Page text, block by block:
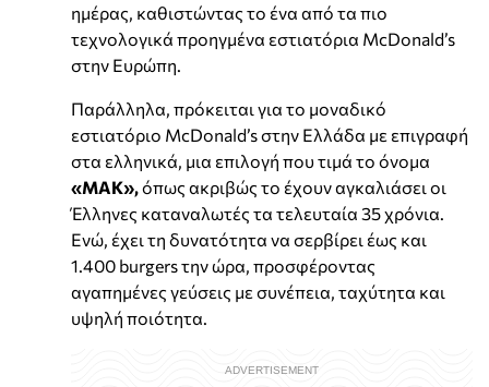
ημέρας, καθιστώντας το ένα από τα πιο
τεχνολογικά προηγμένα εστιατόρια McDonald’s
στην Ευρώπη.
Παράλληλα, πρόκειται για το μοναδικό
εστιατόριο McDonald’s στην Ελλάδα με επιγραφή
στα ελληνικά, μια επιλογή που τιμά το όνομα
«ΜΑΚ», όπως ακριβώς το έχουν αγκαλιάσει οι
Έλληνες καταναλωτές τα τελευταία 35 χρόνια.
Ενώ, έχει τη δυνατότητα να σερβίρει έως και
1.400 burgers την ώρα, προσφέροντας
αγαπημένες γεύσεις με συνέπεια, ταχύτητα και
υψηλή ποιότητα.